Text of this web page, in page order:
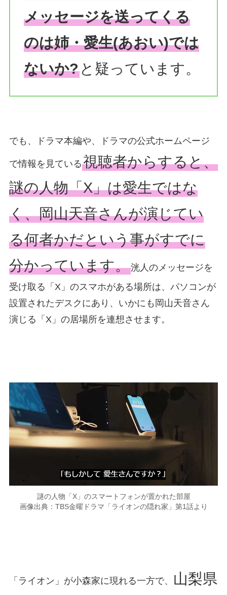
メッセージを送ってくる
のは姉・愛生(あおい)では
ないか?と疑っています。
でも、ドラマ本編や、ドラマの公式ホームページ
で情報を見ている視聴者からすると、
謎の人物「X」は愛生ではな
く、岡山天音さんが演じてい
る何者かだという事がすでに
分かっています。洸人のメッセージを
受け取る「X」のスマホがある場所は、パソコンが
設置されたデスクにあり、いかにも岡山天音さん
演じる「X」の居場所を連想させます。
謎の人物「X」のスマートフォンが置かれた部屋
画像出典：TBS金曜ドラマ「ライオンの隠れ家」第1話より
「ライオン」が小森家に現れる一方で、 山梨県